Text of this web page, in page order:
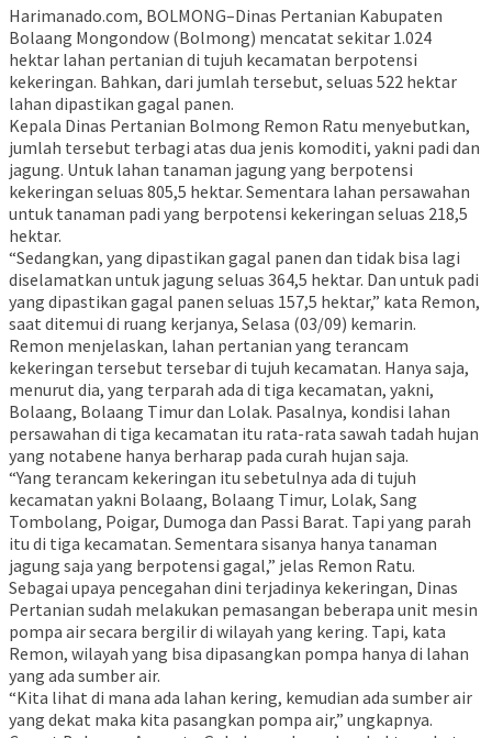
Harimanado.com, BOLMONG–Dinas Pertanian Kabupaten
Bolaang Mongondow (Bolmong) mencatat sekitar 1.024
hektar lahan pertanian di tujuh kecamatan berpotensi
kekeringan. Bahkan, dari jumlah tersebut, seluas 522 hektar
lahan dipastikan gagal panen.
Kepala Dinas Pertanian Bolmong Remon Ratu menyebutkan,
jumlah tersebut terbagi atas dua jenis komoditi, yakni padi dan
jagung. Untuk lahan tanaman jagung yang berpotensi
kekeringan seluas 805,5 hektar. Sementara lahan persawahan
untuk tanaman padi yang berpotensi kekeringan seluas 218,5
hektar.
“Sedangkan, yang dipastikan gagal panen dan tidak bisa lagi
diselamatkan untuk jagung seluas 364,5 hektar. Dan untuk padi
yang dipastikan gagal panen seluas 157,5 hektar,” kata Remon,
saat ditemui di ruang kerjanya, Selasa (03/09) kemarin.
Remon menjelaskan, lahan pertanian yang terancam
kekeringan tersebut tersebar di tujuh kecamatan. Hanya saja,
menurut dia, yang terparah ada di tiga kecamatan, yakni,
Bolaang, Bolaang Timur dan Lolak. Pasalnya, kondisi lahan
persawahan di tiga kecamatan itu rata-rata sawah tadah hujan
yang notabene hanya berharap pada curah hujan saja.
“Yang terancam kekeringan itu sebetulnya ada di tujuh
kecamatan yakni Bolaang, Bolaang Timur, Lolak, Sang
Tombolang, Poigar, Dumoga dan Passi Barat. Tapi yang parah
itu di tiga kecamatan. Sementara sisanya hanya tanaman
jagung saja yang berpotensi gagal,” jelas Remon Ratu.
Sebagai upaya pencegahan dini terjadinya kekeringan, Dinas
Pertanian sudah melakukan pemasangan beberapa unit mesin
pompa air secara bergilir di wilayah yang kering. Tapi, kata
Remon, wilayah yang bisa dipasangkan pompa hanya di lahan
yang ada sumber air.
“Kita lihat di mana ada lahan kering, kemudian ada sumber air
yang dekat maka kita pasangkan pompa air,” ungkapnya.